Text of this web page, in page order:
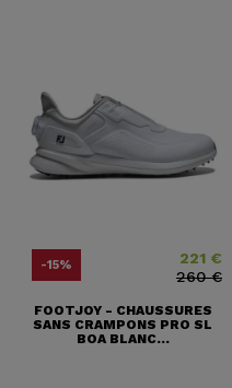
-15% 221 €
Prix ​​habituel
260 €
FOOTJOY - CHAUSSURES
SANS CRAMPONS PRO SL
BOA BLANC...